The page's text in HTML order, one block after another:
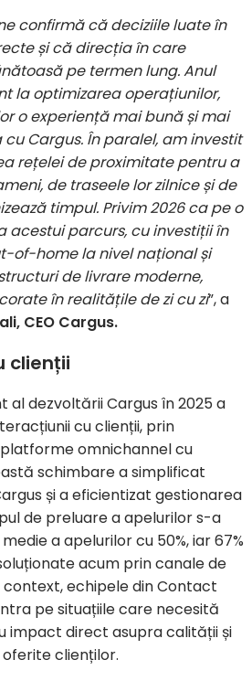
confirmă că deciziile luate în
și că direcția în care
pe termen lung. Anul
la optimizarea operațiunilor,
o experiență mai bună și mai
Cargus. În paralel, am investit
rețelei de proximitate pentru a
de traseele lor zilnice și de
timpul. Privim 2026 ca pe o
acestui parcurs, cu investiții în
of-home la nivel național și
de livrare moderne,
în realitățile de zi cu zi”, a
CEO Cargus.
clienții
al dezvoltării Cargus în 2025 a
cu clienții, prin
omnichannel cu
schimbare a simplificat
și a eficientizat gestionarea
de preluare a apelurilor s-a
a apelurilor cu 50%, iar 67%
acum prin canale de
echipele din Contact
pe situațiile care necesită
impact direct asupra calității și
clienților.